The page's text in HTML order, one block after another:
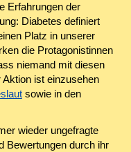
Erfahrungen der
Diabetes definiert
Platz in unserer
die Protagonistinnen
niemand mit diesen
ist einzusehen
sowie in den
wieder ungefragte
Bewertungen durch ihr